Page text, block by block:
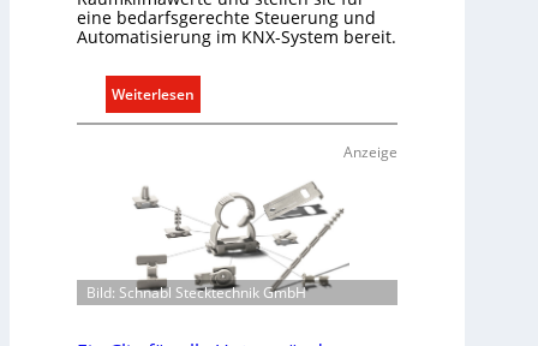
m
i
t
y
m
.
eine bedarfsgerechte Steuerung und
Automatisierung im KNX-System bereit.
Weiterlesen
R
k
i
m
Anzeige
Bild: Schnabl Stecktechnik GmbH